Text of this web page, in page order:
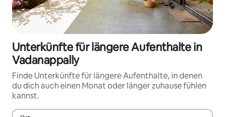
Unterkünfte für längere Aufenthalte in
Vadanappally
Finde Unterkünfte für längere Aufenthalte, in denen
du dich auch einen Monat oder länger zuhause fühlen
kannst.